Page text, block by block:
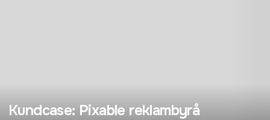
Kundcase: Pixable reklambyrå